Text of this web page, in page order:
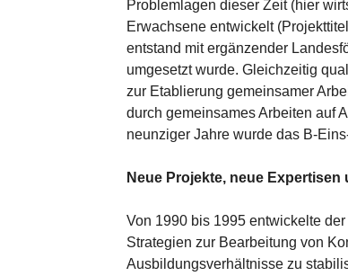
Problemlagen dieser Zeit (hier
Erwachsene entwickelt
entstand mit ergänzender
umgesetzt wurde. Gleichzeitig
zur Etablierung gemeinsamer
durch gemeinsames Arbeiten auf
neunziger Jahre wurde das B-
Neue Projekte, neue
Von 1990 bis 1995 entwickelte
Strategien zur Bearbeitung von
Ausbildungsverhältnisse zu